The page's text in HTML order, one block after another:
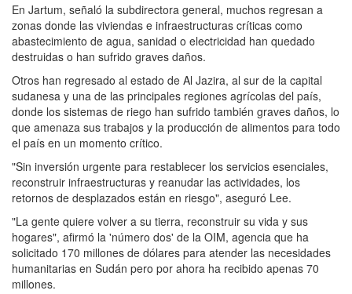
En Jartum, señaló la subdirectora general, muchos regresan a
zonas donde las viviendas e infraestructuras críticas como
abastecimiento de agua, sanidad o electricidad han quedado
destruidas o han sufrido graves daños.
Otros han regresado al estado de Al Jazira, al sur de la capital
sudanesa y una de las principales regiones agrícolas del país,
donde los sistemas de riego han sufrido también graves daños, lo
que amenaza sus trabajos y la producción de alimentos para todo
el país en un momento crítico.
"Sin inversión urgente para restablecer los servicios esenciales,
reconstruir infraestructuras y reanudar las actividades, los
retornos de desplazados están en riesgo", aseguró Lee.
"La gente quiere volver a su tierra, reconstruir su vida y sus
hogares", afirmó la 'número dos' de la OIM, agencia que ha
solicitado 170 millones de dólares para atender las necesidades
humanitarias en Sudán pero por ahora ha recibido apenas 70
millones.